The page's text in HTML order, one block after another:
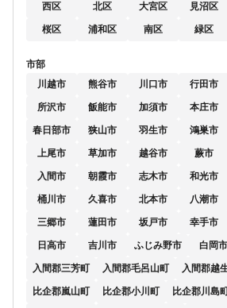
西区
北区 大宮区 見沼区
桜区 浦和区 南区 緑区
市部
川越市
熊谷市 川口市 行田市
所沢市 飯能市 加須市 本庄市
春日部市 狭山市 羽生市 鴻巣市
上尾市 草加市 越谷市 蕨市
入間市 朝霞市 志木市 和光市
桶川市 久喜市 北本市 八潮市
三郷市 蓮田市 坂戸市 幸手市
日高市 吉川市 ふじみ野市 白岡市
入間郡三芳町 入間郡毛呂山町 入間郡越
比企郡嵐山町 比企郡小川町 比企郡川島